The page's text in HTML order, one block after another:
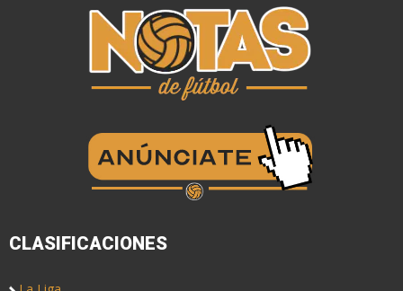
CLASIFICACIONES